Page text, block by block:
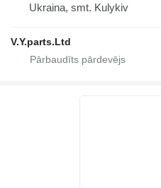
Ukraina, smt. Kulykiv
V.Y.parts.Ltd